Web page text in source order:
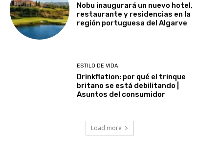
Nobu inaugurará un nuevo hotel,
restaurante y residencias en la
región portuguesa del Algarve
ESTILO DE VIDA
Drinkflation: por qué el trinque
britano se está debilitando |
Asuntos del consumidor
Load more